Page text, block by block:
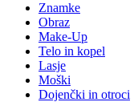
Znamke
Obraz
Make-Up
Telo in kopel
Lasje
Moški
Dojenčki in otroci